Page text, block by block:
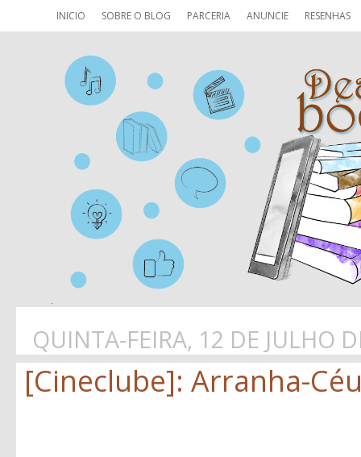
INICIO SOBRE O BLOG PARCERIA ANUNCIE RESENHAS
QUINTA-FEIRA, 12 DE JULHO
[Cineclube]: Arranha-